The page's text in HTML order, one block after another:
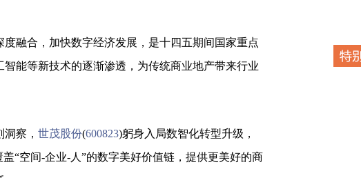
融合，加快数字经济发展，是十四五期间国家重点
能等新技术的逐渐渗透，为传统商业地产带来行业
察， 世茂股份(600823)躬身入局数智化转型升级，
“空间-企业-人”的数字美好价值链，提供更美好的商